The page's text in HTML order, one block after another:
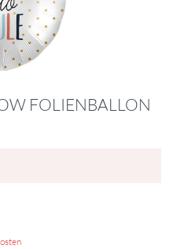
FOLIENBALLON